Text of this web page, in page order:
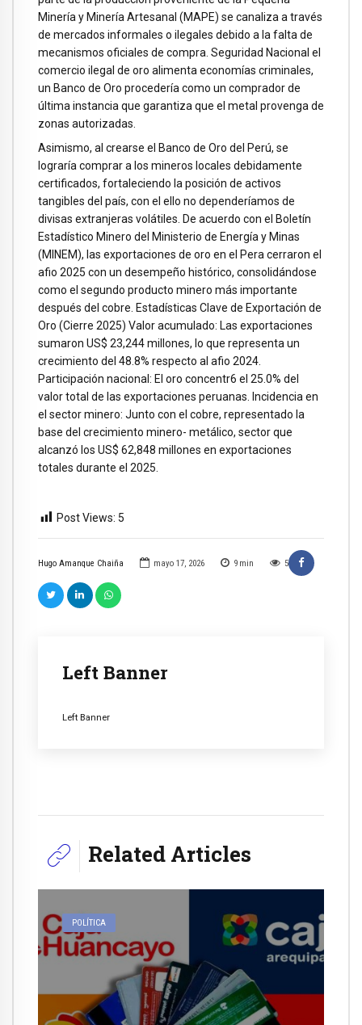
Hugo Amanque Chaiña mayo 17, 2026 9 min 5
Left Banner
Left Banner
Minería y Minería Artesanal (MAPE) se canaliza a través
de mercados informales o ilegales debido a la falta de
mecanismos oficiales de compra. Seguridad Nacional el
comercio ilegal de oro alimenta economías criminales,
un Banco de Oro procedería como un comprador de
última instancia que garantiza que el metal provenga de
zonas autorizadas.
Asimismo, al crearse el Banco de Oro del Perú, se
lograría comprar a los mineros locales debidamente
certificados, fortaleciendo la posición de activos
tangibles del país, con el ello no dependeríamos de
divisas extranjeras volátiles. De acuerdo con el Boletín
Estadístico Minero del Ministerio de Energía y Minas
(MINEM), las exportaciones de oro en el Pera cerraron el
afio 2025 con un desempeño histórico, consolidándose
como el segundo producto minero más importante
después del cobre. Estadísticas Clave de Exportación de
Oro (Cierre 2025) Valor acumulado: Las exportaciones
sumaron US$ 23,244 millones, lo que representa un
crecimiento del 48.8% respecto al afio 2024.
Participación nacional: El oro concentr6 el 25.0% del
valor total de las exportaciones peruanas. Incidencia en
el sector minero: Junto con el cobre, representado la
base del crecimiento minero- metálico, sector que
alcanzó los US$ 62,848 millones en exportaciones
totales durante el 2025.
Post Views: 5
Related Articles
POLÍTICA